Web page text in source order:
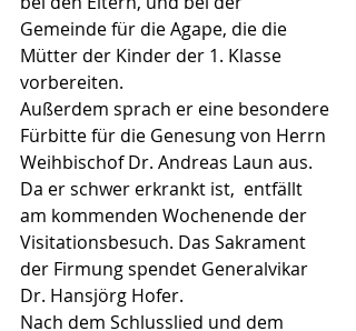
Gemeinde für die Agape, die die
Mütter der Kinder der 1. Klasse
vorbereiten.
Außerdem sprach er eine besondere
Fürbitte für die Genesung von Herrn
Weihbischof Dr. Andreas Laun aus.
Da er schwer erkrankt ist,  entfällt
am kommenden Wochenende der
Visitationsbesuch. Das Sakrament
der Firmung spendet Generalvikar
Dr. Hansjörg Hofer.
Nach dem Schlusslied und dem